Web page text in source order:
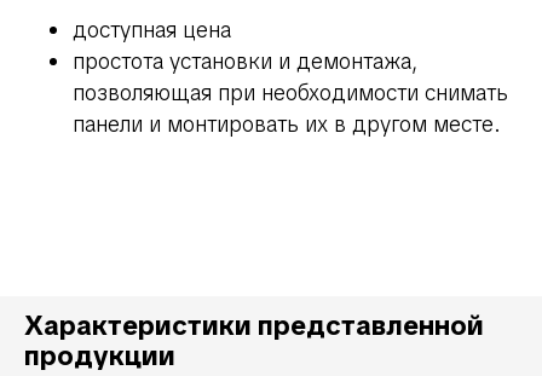
доступная цена
простота установки и демонтажа,
позволяющая при необходимости снимать
панели и монтировать их в другом месте.
Характеристики представленной
продукции